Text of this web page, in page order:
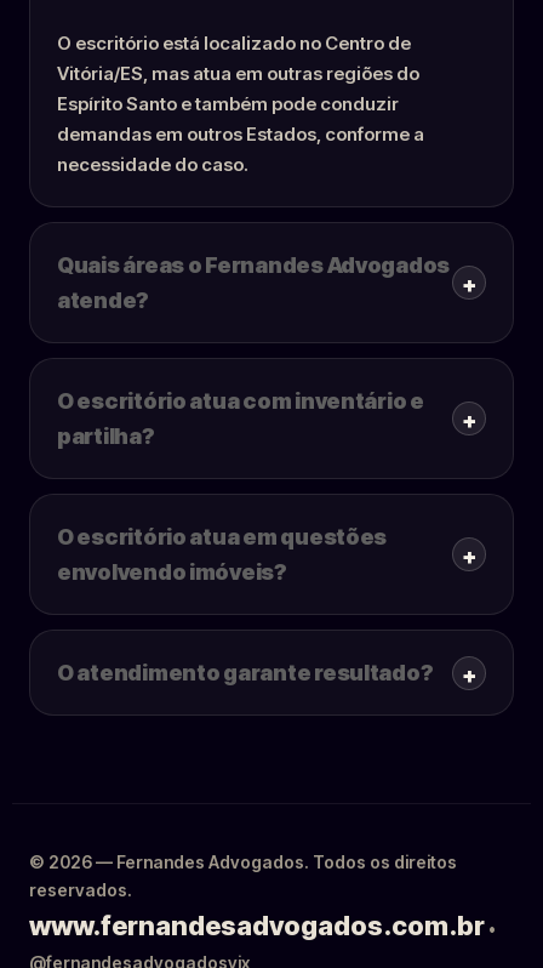
O escritório está localizado no Centro de
Vitória/ES, mas atua em outras regiões do
Espírito Santo e também pode conduzir
demandas em outros Estados, conforme a
necessidade do caso.
Quais áreas o Fernandes Advogados
atende?
O escritório atua com inventário e
partilha?
O escritório atua em questões
envolvendo imóveis?
O atendimento garante resultado?
© 2026 — Fernandes Advogados. Todos os direitos
reservados.
www.fernandesadvogados.com.br •
@fernandesadvogadosvix